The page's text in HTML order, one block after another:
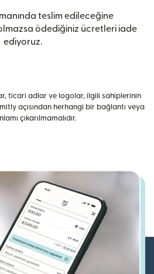
teslim edileceğine
ödediğiniz ücretleri iade
ediyoruz.
ticari adlar ve logolar, ilgili sahiplerinin
açısından herhangi bir bağlantı veya
çıkarılmamalıdır.